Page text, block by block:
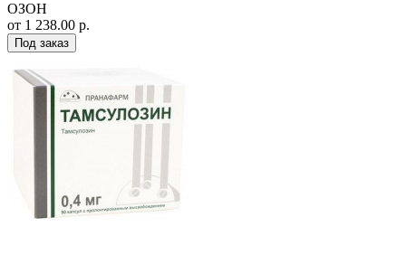
ОЗОН
от 1 238.00 р.
Под заказ